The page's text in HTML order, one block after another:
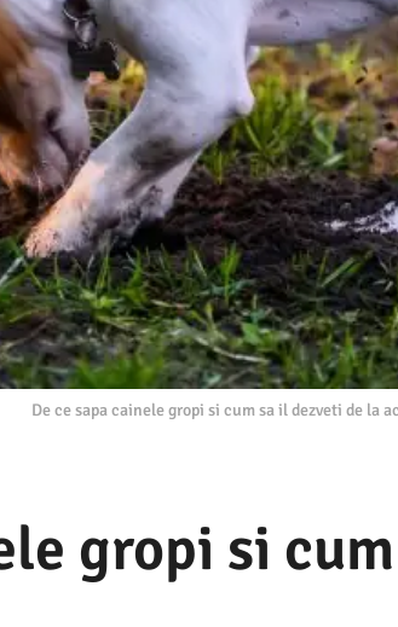
De ce sapa cainele gropi si cum sa il dezveti de la
gropi si